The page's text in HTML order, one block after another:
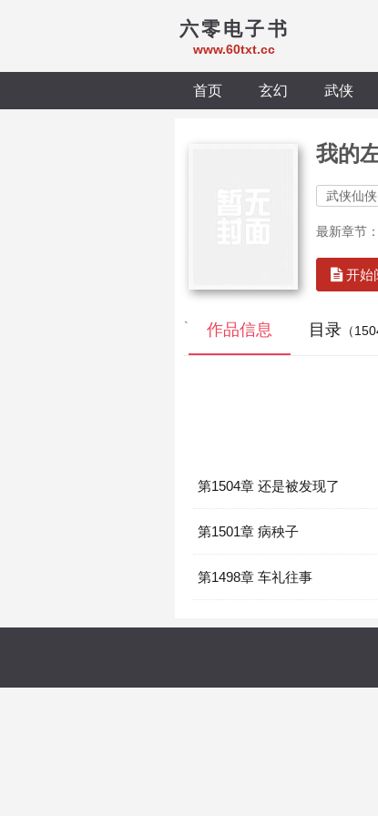
六零电子书
www.60txt.cc
首页 玄幻 武侠
我的
武侠仙侠
最新章节：
开始
` 作品信息 目录 （
第1504章 还是被发现了
第1501章 病秧子
第1498章 车礼往事